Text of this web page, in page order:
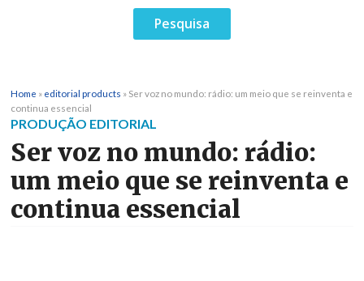
Home » editorial products » Ser voz no mundo: rádio: um meio que se reinventa e
continua essencial
PRODUÇÃO EDITORIAL
Ser voz no mundo: rádio:
um meio que se reinventa e
continua essencial